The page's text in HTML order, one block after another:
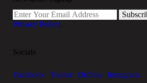
Privacy Policy.
Socials
Facebook Twitter Dribble Instagram